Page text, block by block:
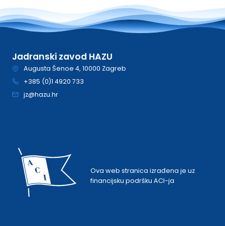
Jadranski zavod HAZU
Augusta Šenoe 4, 10000 Zagreb
+385 (0)1 4920 733
jz@hazu.hr
Ova web stranica izrađena je uz
financijsku podršku ACI-ja